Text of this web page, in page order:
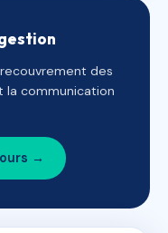
des
la communication
→